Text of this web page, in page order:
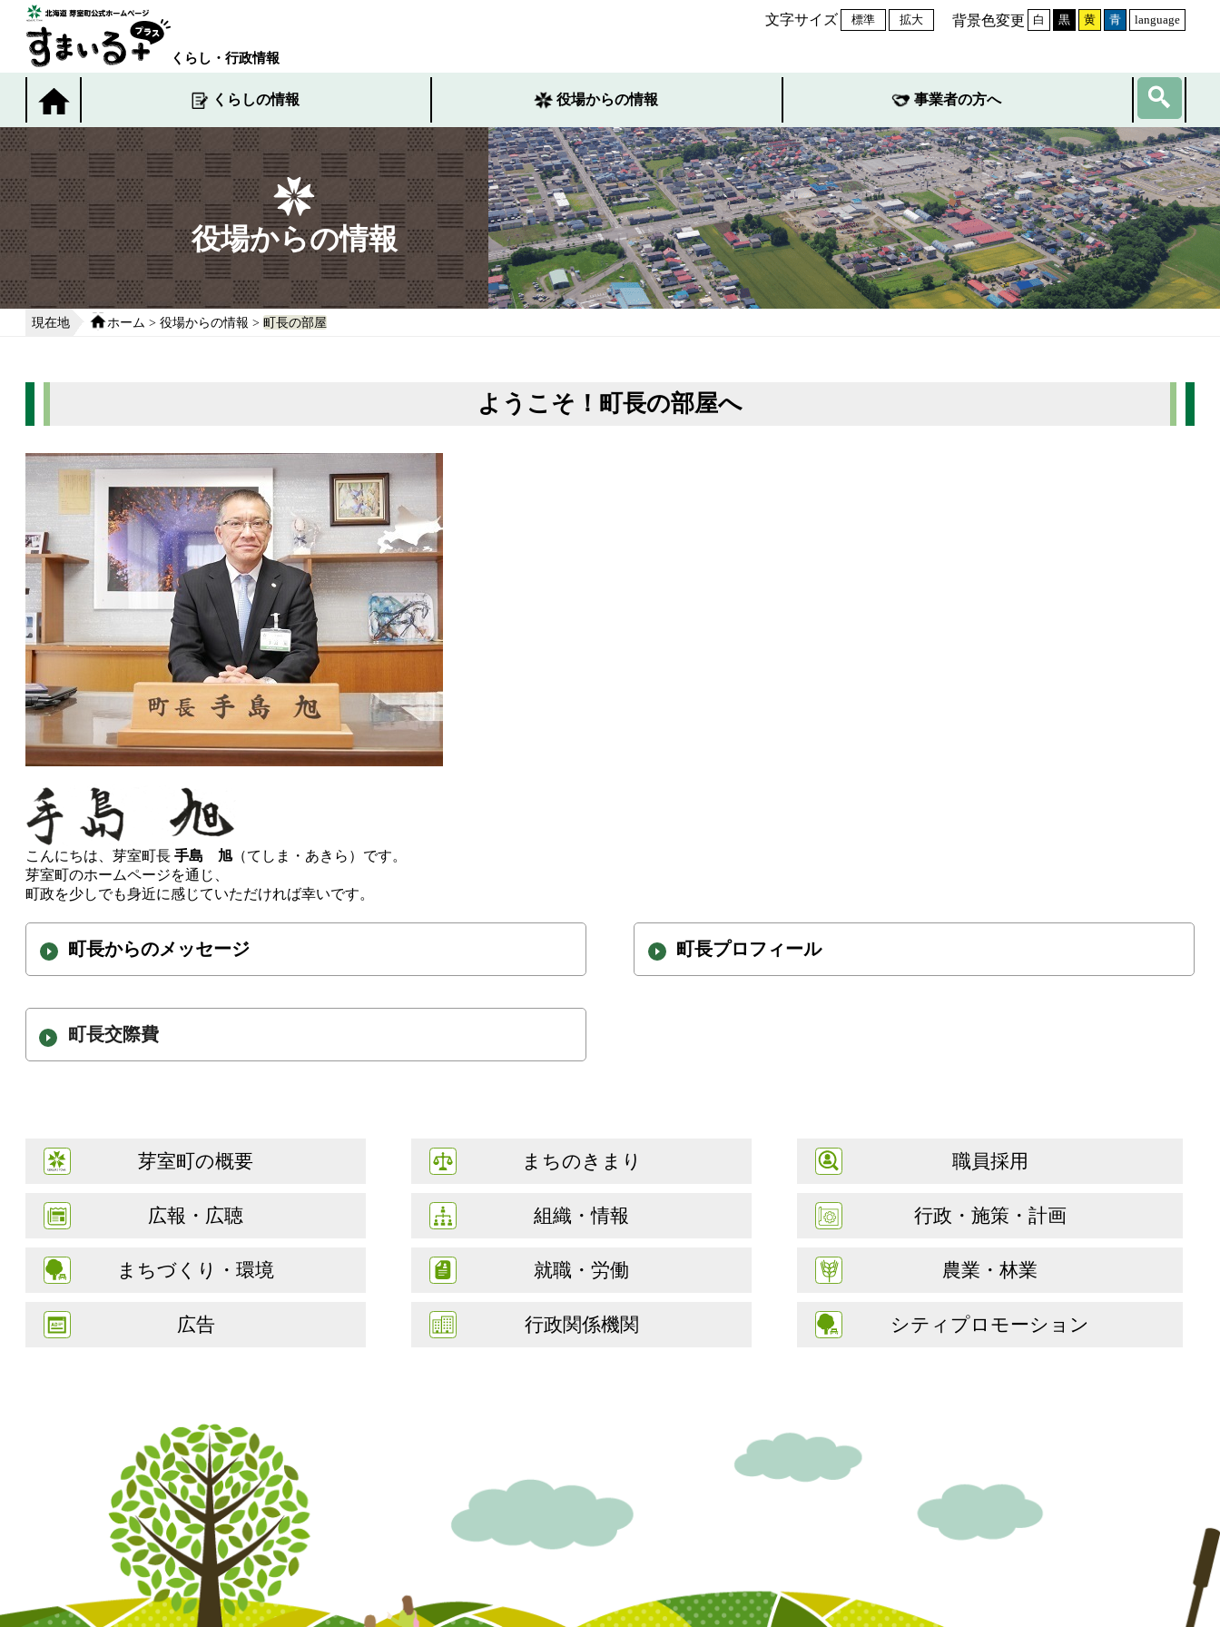
くらし・行政情報
文字サイズ 標準 拡大 背景色変更 白 黒 黄 青 language
くらしの情報 役場からの情報 事業者の方へ
役場からの情報
現在地 ホーム > 役場からの情報 > 町長の部屋
ようこそ！町長の部屋へ
こんにちは、芽室町長 手島 旭 （てしま・あきら）です。
芽室町のホームページを通じ、
町政を少しでも身近に感じていただければ幸いです。
町長からのメッセージ 町長プロフィール
町長交際費
芽室町の概要 まちのきまり 職員採用
広報・広聴 組織・情報 行政・施策・計画
まちづくり・環境 就職・労働 農業・林業
広告 行政関係機関 シティプロモーション